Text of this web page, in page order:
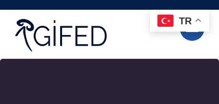
TR